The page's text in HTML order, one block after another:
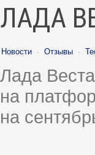
ЛАДА
Новости · Отзывы ·
Лада
на
на